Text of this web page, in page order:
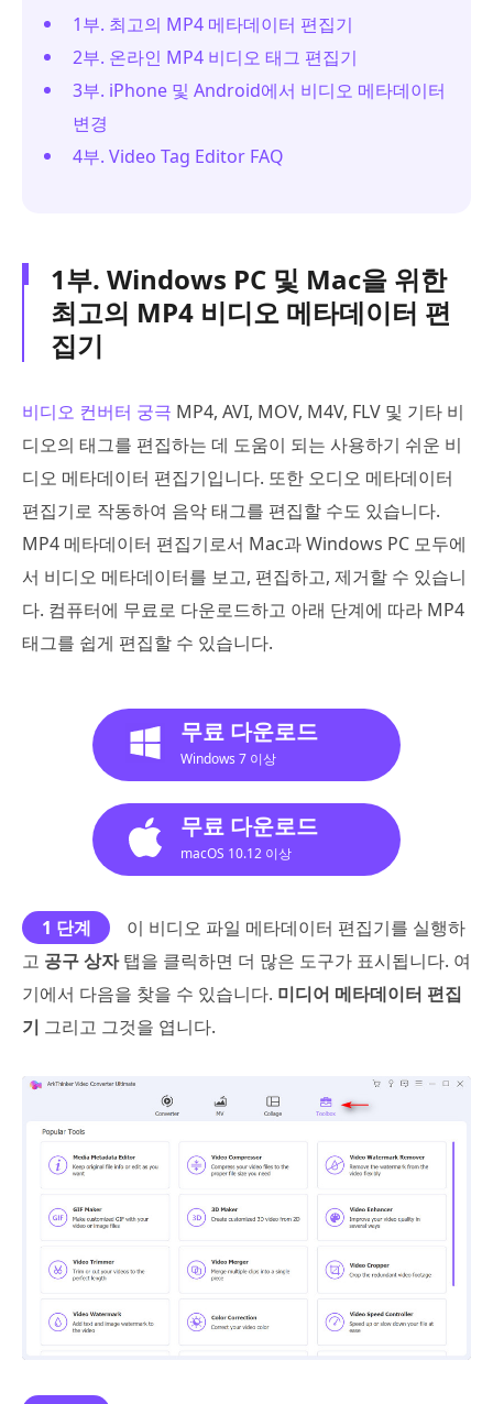
1부. 최고의 MP4 메타데이터 편집기
2부. 온라인 MP4 비디오 태그 편집기
3부. iPhone 및 Android에서 비디오 메타데이터
변경
4부. Video Tag Editor FAQ
1부. Windows PC 및 Mac을 위한
최고의 MP4 비디오 메타데이터 편
집기
비디오 컨버터 궁극 MP4, AVI, MOV, M4V, FLV 및 기타 비
디오의 태그를 편집하는 데 도움이 되는 사용하기 쉬운 비
디오 메타데이터 편집기입니다. 또한 오디오 메타데이터
편집기로 작동하여 음악 태그를 편집할 수도 있습니다.
MP4 메타데이터 편집기로서 Mac과 Windows PC 모두에
서 비디오 메타데이터를 보고, 편집하고, 제거할 수 있습니
다. 컴퓨터에 무료로 다운로드하고 아래 단계에 따라 MP4
태그를 쉽게 편집할 수 있습니다.
무료 다운로드
Windows 7 이상
무료 다운로드
macOS 10.12 이상
1 단계
이 비디오 파일 메타데이터 편집기를 실행하
고 공구 상자탭을 클릭하면 더 많은 도구가 표시됩니다. 여
기에서 다음을 찾을 수 있습니다. 미디어 메타데이터 편집
기 그리고 그것을 엽니다.